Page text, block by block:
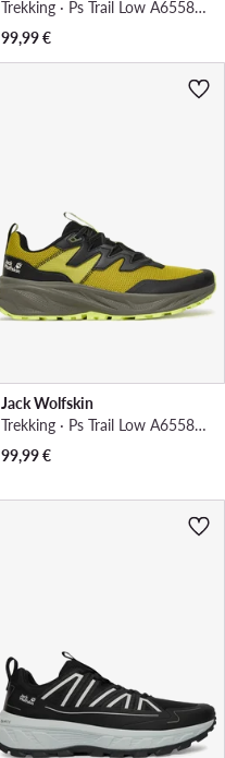
Trekking · Ps Trail Low A65585 · Zelena
99,99€
Jack Wolfskin
Trekking · Ps Trail Low A65585 · Žuta
99,99€